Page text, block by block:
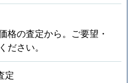
格の査定から。ご要望・
ださい。
定